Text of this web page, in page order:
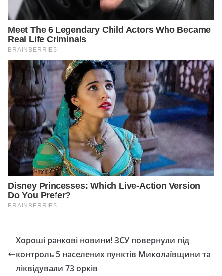
Хороші ранкові новини! ЗСУ повернули під
контроль 5 населених пунктів Миколаївщини та
ліквідували 73 орків